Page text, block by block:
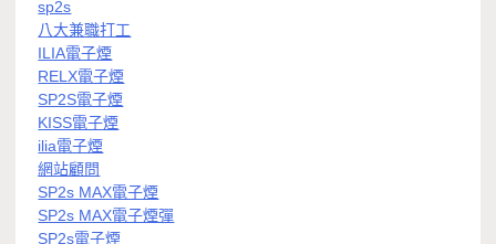
sp2s
八大兼職打工
ILIA電子煙
RELX電子煙
SP2S電子煙
KISS電子煙
ilia電子煙
網站顧問
SP2s MAX電子煙
SP2s MAX電子煙彈
SP2s電子煙